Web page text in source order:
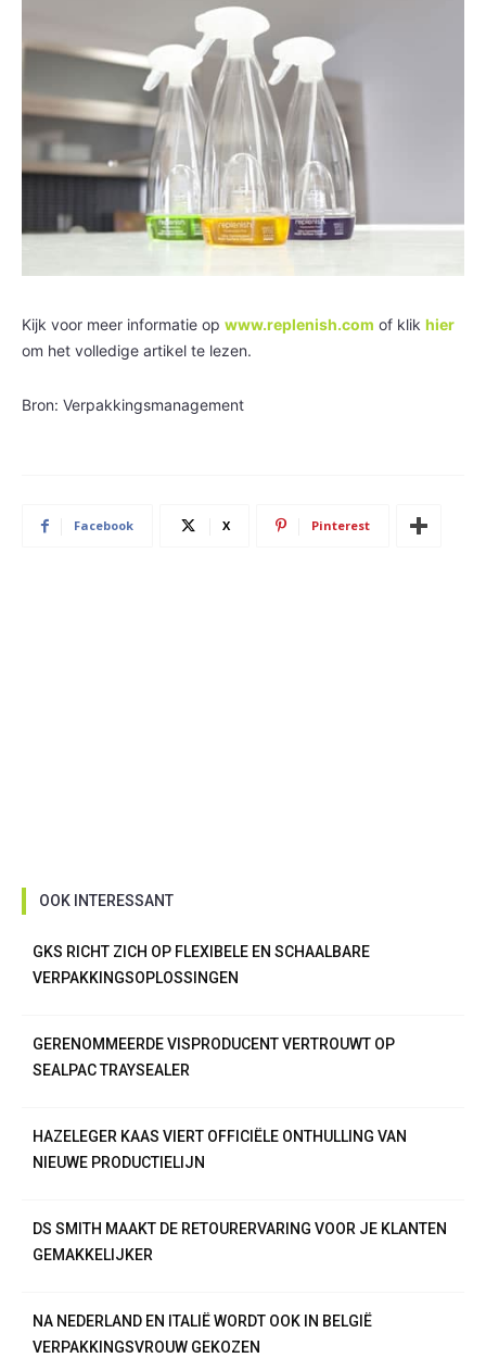
Kijk voor meer informatie op www.replenish.com of klik hier
om het volledige artikel te lezen.
Bron: Verpakkingsmanagement
Facebook X Pinterest
OOK INTERESSANT
GKS RICHT ZICH OP FLEXIBELE EN SCHAALBARE
VERPAKKINGSOPLOSSINGEN
GERENOMMEERDE VISPRODUCENT VERTROUWT OP
SEALPAC TRAYSEALER
HAZELEGER KAAS VIERT OFFICIËLE ONTHULLING VAN
NIEUWE PRODUCTIELIJN
DS SMITH MAAKT DE RETOURERVARING VOOR JE KLANTEN
GEMAKKELIJKER
NA NEDERLAND EN ITALIË WORDT OOK IN BELGIË
VERPAKKINGSVROUW GEKOZEN